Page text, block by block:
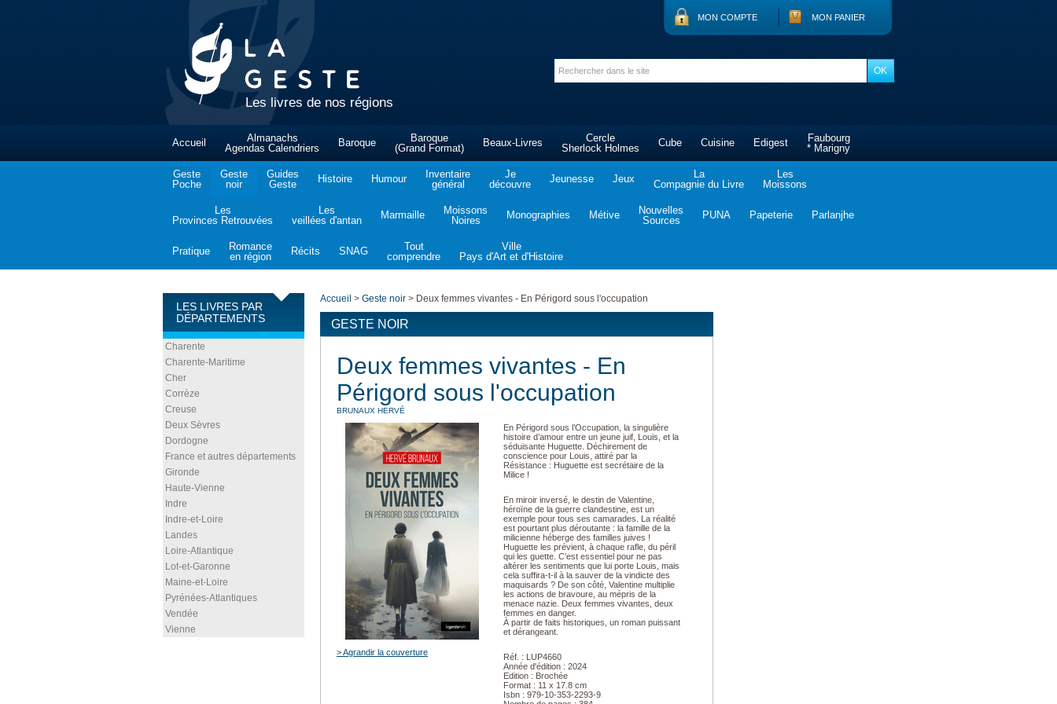
Les livres de nos régions
MON COMPTE MON PANIER
Accueil
Almanachs
Agendas Calendriers
Baroque
Baroque
(Grand Format)
Beaux-Livres
Cercle
Sherlock Holmes
Cube Cuisine Edigest
Faubourg
* Marigny
Geste
Poche
Geste
noir
Guides
Geste
Histoire Humour
Inventaire
général
Je
découvre
Jeunesse Jeux
La
Compagnie du Livre
Les
Moissons
Les
Provinces Retrouvées
Les
veillées d'antan
Marmaille
Moissons
Noires
Monographies Métive
Nouvelles
Sources
PUNA Papeterie Parlanjhe
Pratique
Romance
en région
Récits SNAG
Tout
comprendre
Ville
Pays d'Art et d'Histoire
LES LIVRES PAR
DÉPARTEMENTS
Charente
Charente-Maritime
Cher
Corrèze
Creuse
Deux Sèvres
Dordogne
France et autres départements
Gironde
Haute-Vienne
Indre
Indre-et-Loire
Landes
Loire-Atlantique
Lot-et-Garonne
Maine-et-Loire
Pyrénées-Atlantiques
Vendée
Vienne
Accueil > Geste noir > Deux femmes vivantes - En Périgord sous l'occupation
GESTE NOIR
Deux femmes vivantes - En
Périgord sous l'occupation
BRUNAUX HERVÉ
> Agrandir la couverture
En Périgord sous l’Occupation, la singulière
histoire d’amour entre un jeune juif, Louis, et la
séduisante Huguette. Déchirement de
conscience pour Louis, attiré par la
Résistance : Huguette est secrétaire de la
Milice !
En miroir inversé, le destin de Valentine,
héroïne de la guerre clandestine, est un
exemple pour tous ses camarades. La réalité
est pourtant plus déroutante : la famille de la
milicienne héberge des familles juives !
Huguette les prévient, à chaque rafle, du péril
qui les guette. C’est essentiel pour ne pas
altérer les sentiments que lui porte Louis, mais
cela suffira-t-il à la sauver de la vindicte des
maquisards ? De son côté, Valentine multiplie
les actions de bravoure, au mépris de la
menace nazie. Deux femmes vivantes, deux
femmes en danger.
À partir de faits historiques, un roman puissant
et dérangeant.
Réf. : LUP4660
Année d'édition : 2024
Edition : Brochée
Format : 11 x 17.8 cm
Isbn : 979-10-353-2293-9